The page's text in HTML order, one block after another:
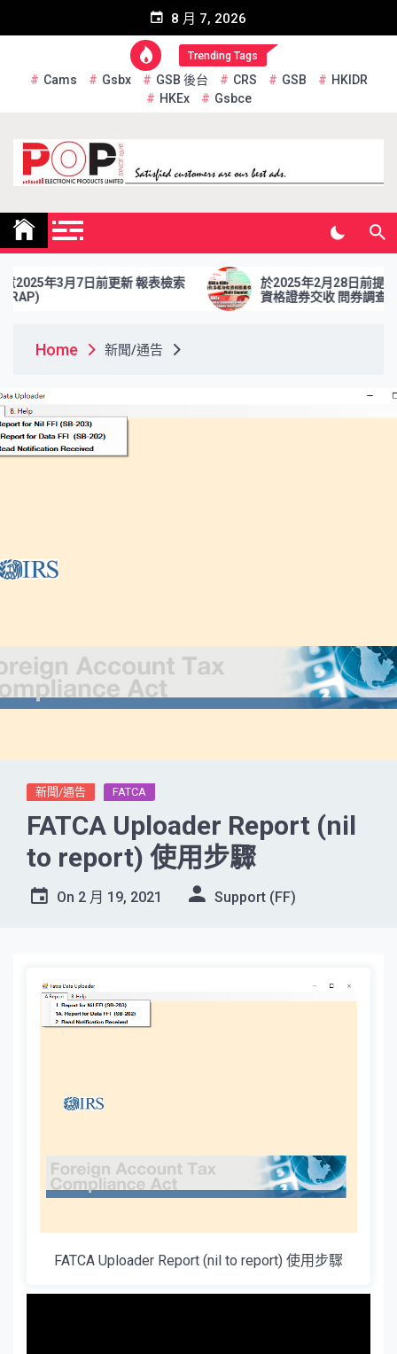
8 月 7, 2026
Trending Tags
Cams Gsbx GSB 後台 CRS GSB
HKIDR
HKEx
Gsbce
Pop Electronic Products
Limited
3月7日前更新 報表檢索
於2025年2月28日前提交優化多
資格證券交收 問券調查
Home 新聞/通告
新聞/通告 FATCA
FATCA Uploader Report (nil
to report) 使用步驟
On 2 月 19, 2021 Support (FF)
FATCA Uploader Report (nil to report) 使用步驟